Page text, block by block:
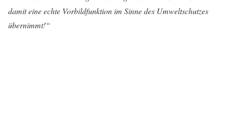
damit eine echte Vorbildfunktion im Sinne des Umweltschutzes
übernimmt!“